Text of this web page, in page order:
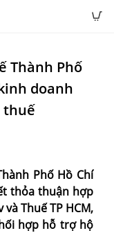
Thành Phố
doanh
thuế
Phố Hồ Chí
thỏa thuận hợp
Thuế TP HCM,
hợp hỗ trợ hộ